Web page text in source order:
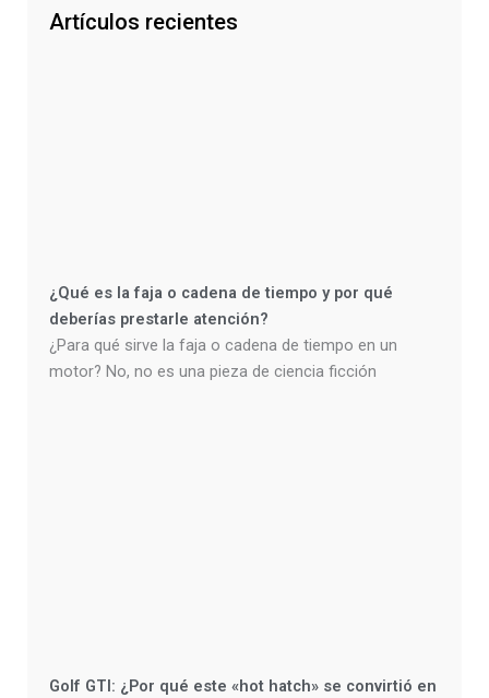
Artículos recientes
¿Qué es la faja o cadena de tiempo y por qué
deberías prestarle atención?
¿Para qué sirve la faja o cadena de tiempo en un
motor? No, no es una pieza de ciencia ficción
Golf GTI: ¿Por qué este «hot hatch» se convirtió en